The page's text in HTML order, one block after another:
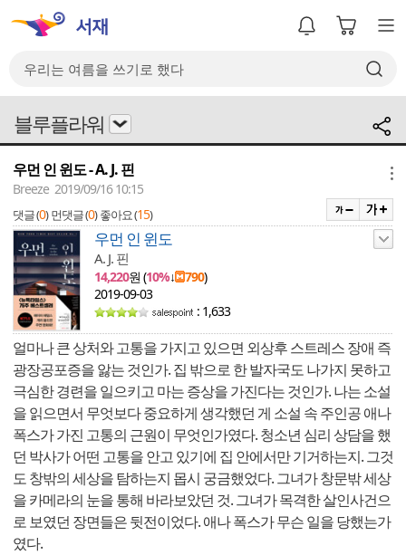
블루플라워
우먼 인 윈도 - A. J. 핀
Breeze 2019/09/16 10:15
댓글 (0) 먼댓글 (0) 좋아요 (15)
우먼 인 윈도
A. J. 핀
14,220원 (10%↓ 790)
2019-09-03
: 1,633
얼마나 큰 상처와 고통을 가지고 있으면 외상후 스트레스 장애 즉
광장공포증을 앓는 것인가. 집 밖으로 한 발자국도 나가지 못하고
극심한 경련을 일으키고 마는 증상을 가진다는 것인가. 나는 소설
을 읽으면서 무엇보다 중요하게 생각했던 게 소설 속 주인공 애나
폭스가 가진 고통의 근원이 무엇인가였다. 청소년 심리 상담을 했
던 박사가 어떤 고통을 안고 있기에 집 안에서만 기거하는지. 그것
도 창밖의 세상을 탐하는지 몹시 궁금했었다. 그녀가 창문밖 세상
을 카메라의 눈을 통해 바라보았던 것. 그녀가 목격한 살인사건으
로 보였던 장면들은 뒷전이었다. 애나 폭스가 무슨 일을 당했는가
였다.